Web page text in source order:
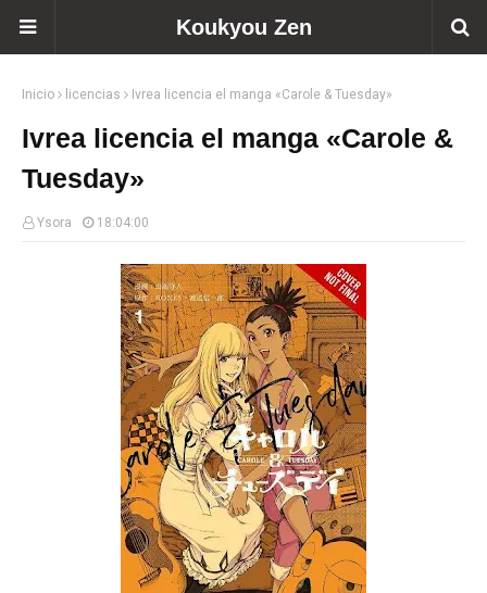
Koukyou Zen
Inicio licencias Ivrea licencia el manga «Carole & Tuesday»
Ivrea licencia el manga «Carole &
Tuesday»
Ysora 18:04:00